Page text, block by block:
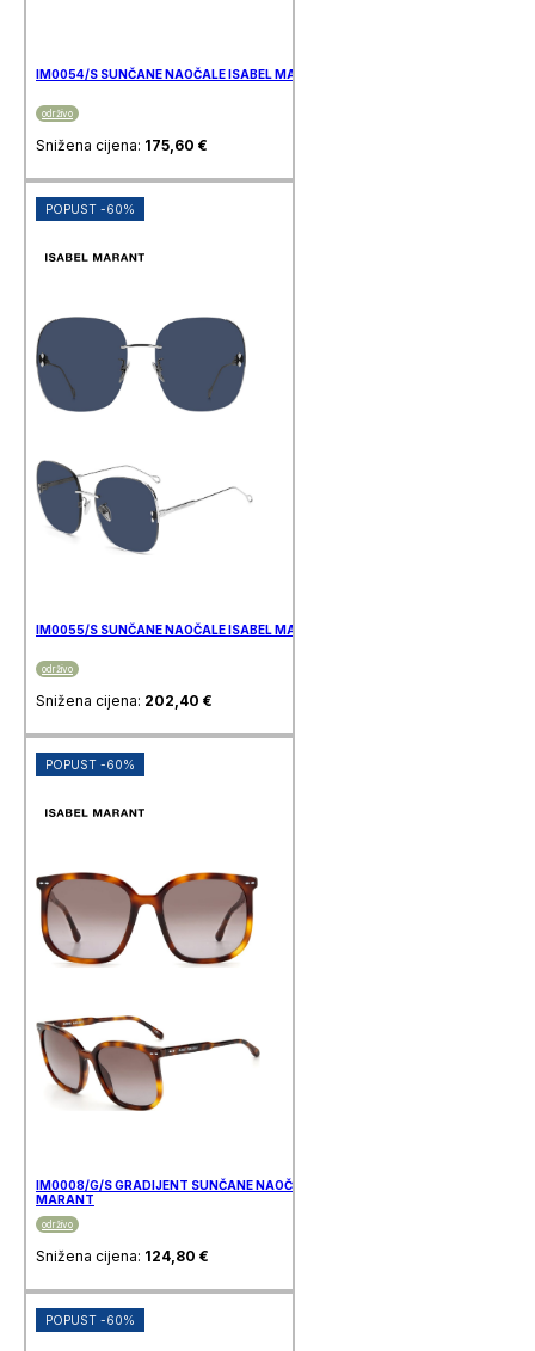
IM0054/S SUNČANE NAOČALE ISABEL MARANT
održivo
Snižena cijena: 175,60 €
POPUST -60%
IM0055/S SUNČANE NAOČALE ISABEL MARANT
održivo
Snižena cijena: 202,40 €
POPUST -60%
IM0008/G/S GRADIJENT SUNČANE NAOČALE ISABEL
MARANT
održivo
Snižena cijena: 124,80 €
POPUST -60%